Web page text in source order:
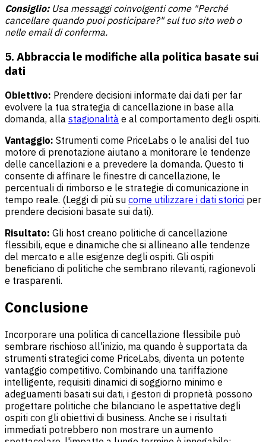
Consiglio: Usa messaggi coinvolgenti come "Perché
cancellare quando puoi posticipare?" sul tuo sito web o
nelle email di conferma.
5. Abbraccia le modifiche alla politica basate sui
dati
Obiettivo: Prendere decisioni informate dai dati per far
evolvere la tua strategia di cancellazione in base alla
domanda, alla stagionalità e al comportamento degli ospiti.
Vantaggio: Strumenti come PriceLabs o le analisi del tuo
motore di prenotazione aiutano a monitorare le tendenze
delle cancellazioni e a prevedere la domanda. Questo ti
consente di affinare le finestre di cancellazione, le
percentuali di rimborso e le strategie di comunicazione in
tempo reale. (Leggi di più su come utilizzare i dati storici per
prendere decisioni basate sui dati).
Risultato: Gli host creano politiche di cancellazione
flessibili, eque e dinamiche che si allineano alle tendenze
del mercato e alle esigenze degli ospiti. Gli ospiti
beneficiano di politiche che sembrano rilevanti, ragionevoli
e trasparenti.
Conclusione
Incorporare una politica di cancellazione flessibile può
sembrare rischioso all'inizio, ma quando è supportata da
strumenti strategici come PriceLabs, diventa un potente
vantaggio competitivo. Combinando una tariffazione
intelligente, requisiti dinamici di soggiorno minimo e
adeguamenti basati sui dati, i gestori di proprietà possono
progettare politiche che bilanciano le aspettative degli
ospiti con gli obiettivi di business. Anche se i risultati
immediati potrebbero non mostrare un aumento